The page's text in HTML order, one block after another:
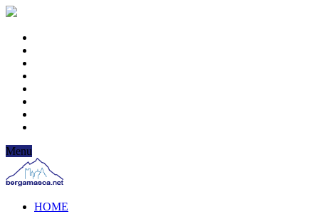
Menu
HOME